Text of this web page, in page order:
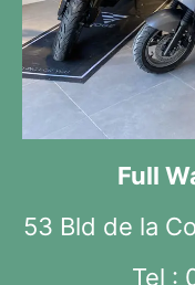
Full
53 Bld de la
Tel :